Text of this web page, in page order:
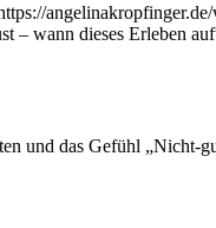
– wann dieses Erleben
und das Gefühl „Nicht-